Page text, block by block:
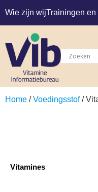
Wie zijn wijTrainingen
Home /Voedingsstof/
Vitamines